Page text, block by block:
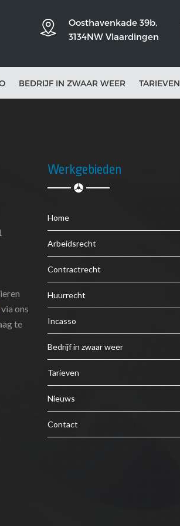
Oosthavenkade 39b,
3134NW Vlaardingen
BEDRIJF IN ZWAAR WEER TARIEVEN
via ons
te
Werkgebieden
Home
Arbeidsrecht
Contractrecht
Huurrecht
Incasso
Bedrijf in zwaar weer
Tarieven
Nieuws
Contact